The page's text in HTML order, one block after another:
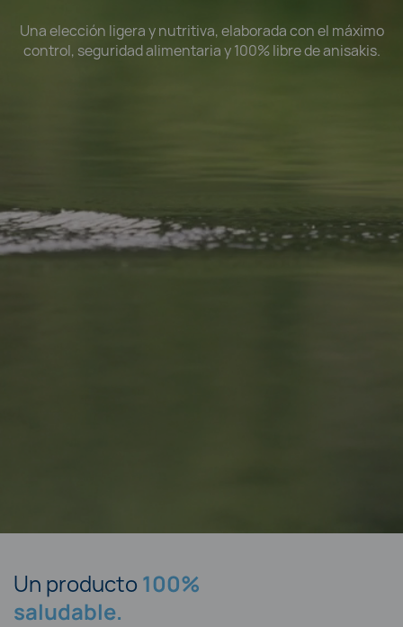
Una elección ligera y nutritiva, elaborada con el máximo
control, seguridad alimentaria y 100% libre de anisakis.
Un producto100%
saludable.